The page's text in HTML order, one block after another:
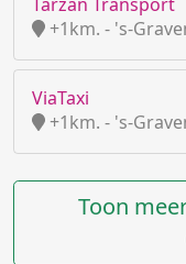
+1km. - 's-
ViaTaxi
+1km. - 's-
Toon